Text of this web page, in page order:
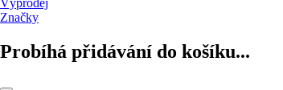
Výprodej
Značky
Probíhá přidávání do košíku...